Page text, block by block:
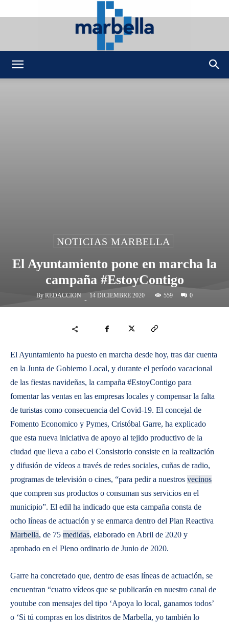
NOTICIAS MARBELLA
El Ayuntamiento pone en marcha la
campaña #EstoyContigo
By REDACCION - 14 DICIEMBRE 2020 559 0
El Ayuntamiento ha puesto en marcha desde hoy, tras dar cuenta
en la Junta de Gobierno Local, y durante el período vacacional
de las fiestas navideñas, la campaña #EstoyContigo para
fomentar las ventas en las empresas locales y compensar la falta
de turistas como consecuencia del Covid-19. El concejal de
Fomento Economico y Pymes, Cristóbal Garre, ha explicado
que esta nueva iniciativa de apoyo al tejido productivo de la
ciudad que lleva a cabo el Consistorio consiste en la realización
y difusión de vídeos a través de redes sociales, cuñas de radio,
programas de televisión o cines, “para pedir a nuestros vecinos
que compren sus productos o consuman sus servicios en el
municipio”. El edil ha indicado que esta campaña consta de
ocho líneas de actuación y se enmarca dentro del Plan Reactiva
Marbella, de 75 medidas, elaborado en Abril de 2020 y
aprobado en el Pleno ordinario de Junio de 2020.
Garre ha concretado que, dentro de esas líneas de actuación, se
encuentran “cuatro vídeos que se publicarán en nuestro canal de
youtube con mensajes del tipo ‘Apoya lo local, ganamos todos’
o ‘Si tú compras en los distritos de Marbella, yo también lo